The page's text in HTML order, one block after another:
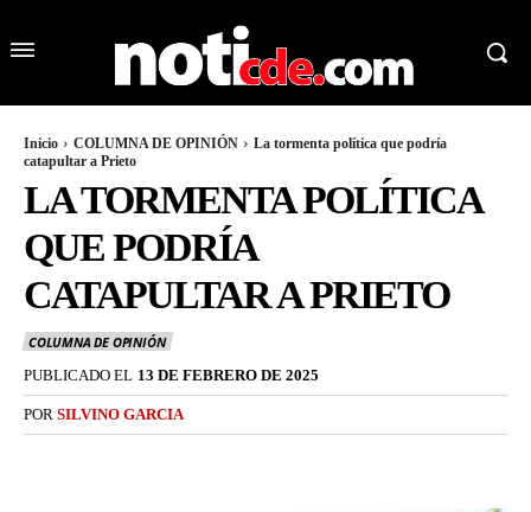
Inicio COLUMNA DE OPINIÓN
La tormenta política que podría
catapultar a Prieto
LA TORMENTA POLÍTICA
QUE PODRÍA
CATAPULTAR A PRIETO
COLUMNA DE OPINIÓN
PUBLICADO EL 13 DE FEBRERO DE 2025
POR SILVINO GARCIA